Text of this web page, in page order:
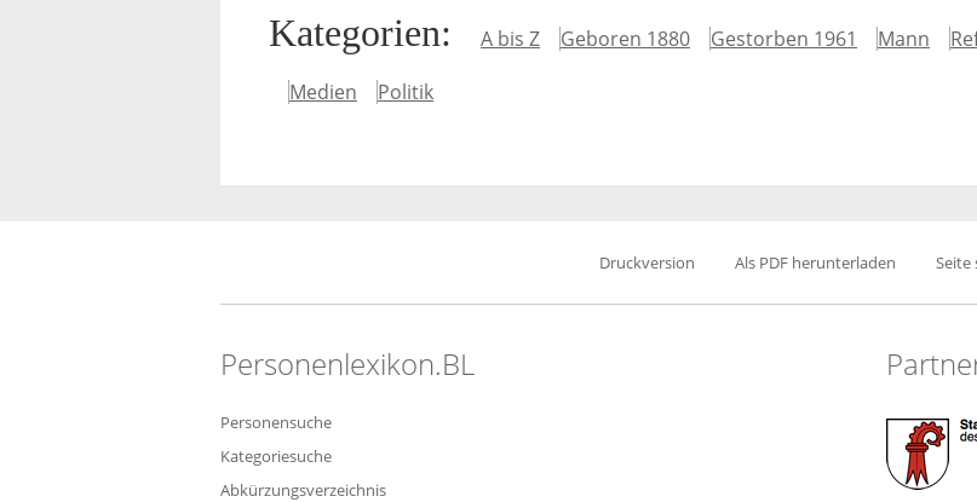
Kategorien: A bis Z Geboren 1880 Gestorben 1961 Mann
Medien
Politik
Druckversion Als PDF herunterladen Seite
Personenlexikon.BL
Personensuche
Kategoriesuche
Abkürzungsverzeichnis